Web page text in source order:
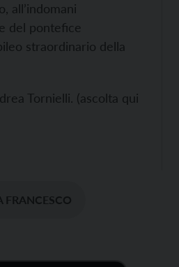
all’indomani
del pontefice
straordinario della
Tornielli. (ascolta qui
FRANCESCO